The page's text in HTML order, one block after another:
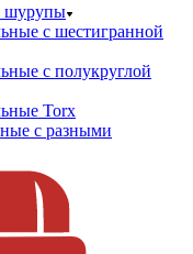
шурупы
с шестигранной
с полукруглой
Torx
с разными